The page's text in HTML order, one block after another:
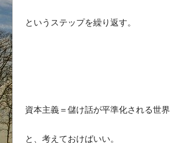
というステップを繰り返す。
資本主義＝儲け話が平準化される世界
と、考えておけばいい。